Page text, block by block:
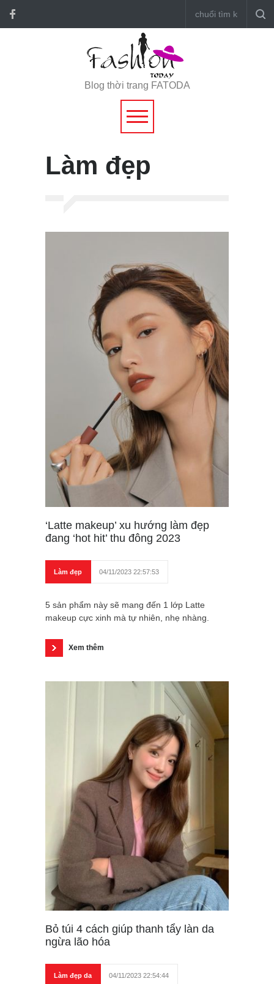
Blog thời trang FATODA
Làm đẹp
‘Latte makeup’ xu hướng làm đẹp
đang ‘hot hit’ thu đông 2023
Làm đẹp 04/11/2023 22:57:53
5 sản phẩm này sẽ mang đến 1 lớp Latte
makeup cực xinh mà tự nhiên, nhẹ nhàng.
Xem thêm
Bỏ túi 4 cách giúp thanh tẩy làn da
ngừa lão hóa
Làm đẹp da 04/11/2023 22:54:44